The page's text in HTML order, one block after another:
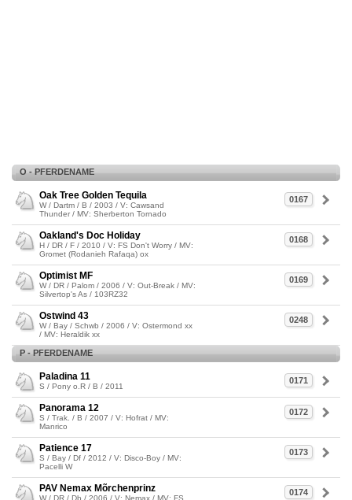
O - PFERDENAME
0167
Oak Tree Golden Tequila
W / Dartm / B / 2003 / V: Cawsand
Thunder / MV: Sherberton Tornado
0168
Oakland's Doc Holiday
H / DR / F / 2010 / V: FS Don't Worry / MV:
Gromet (Rodanieh Rafaqa) ox
0169
Optimist MF
W / DR / Palom / 2006 / V: Out-Break / MV:
Silvertop's As / 103RZ32
0248
Ostwind 43
W / Bay / Schwb / 2006 / V: Ostermond xx
/ MV: Heraldik xx
P - PFERDENAME
0171
Paladina 11
S / Pony o.R / B / 2011
0172
Panorama 12
S / Trak. / B / 2007 / V: Hofrat / MV:
Manrico
0173
Patience 17
S / Bay / Df / 2012 / V: Disco-Boy / MV:
Pacelli W
0174
PAV Nemax Mõrchenprinz
W / DR / Db / 2006 / V: Nemax / MV: FS